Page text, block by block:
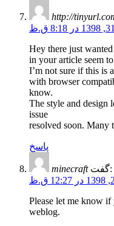
http://
Hey there just
in your article seem
I’m not sure if this is
with browser
know.
The style and design
issue
resolved soon. Many
پاسخ
minecraft
گفت:
Please let me know
weblog.